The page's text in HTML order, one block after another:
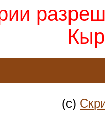
(c)